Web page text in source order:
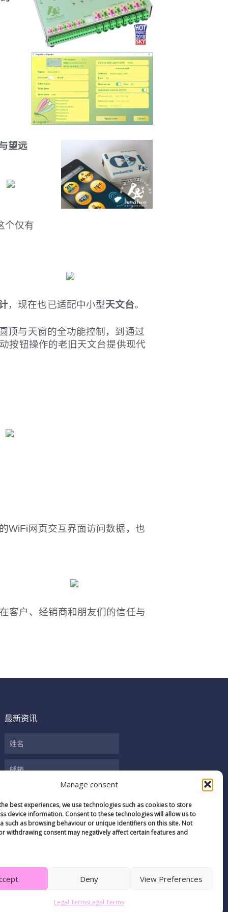
Manage consent
best experiences, we use technologies such as cookies to store
device information. Consent to these technologies will allow us to
such as browsing behaviour or unique identifiers on this site. Not
withdrawing consent may negatively affect certain features and
Deny View Preferences
Legal TermsLegal Terms
望远
个仅有
，现在也已适配中小型天文台。
顶与天窗的全功能控制，到通过
按钮操作的老旧天文台提供现代
WiFi网页交互界面访问数据，也
客户、经销商和朋友们的信任与
最新资讯